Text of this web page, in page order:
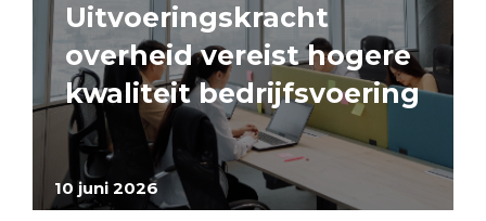
10 juni 2026
Uitvoeringskracht
overheid vereist hogere
kwaliteit bedrijfsvoering